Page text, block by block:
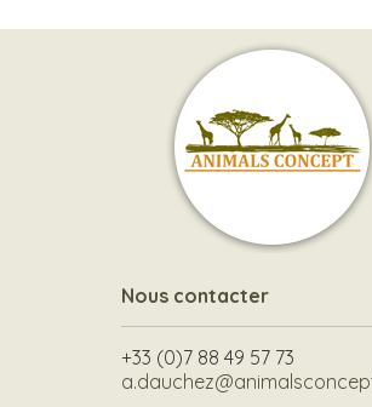
Nous contacter
+33 (0)7 88 49 57 73